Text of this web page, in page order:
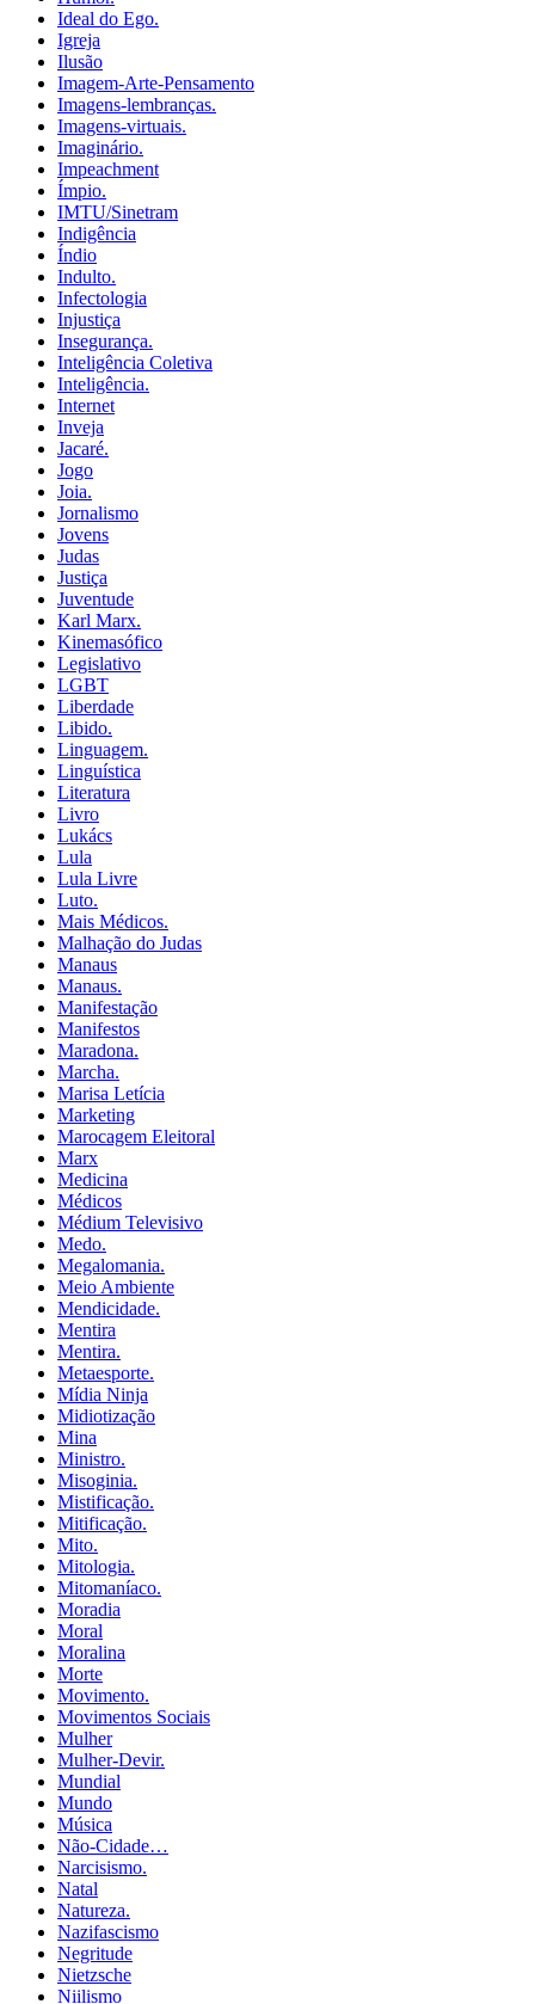
Ideal do Ego.
Igreja
Ilusão
Imagem-Arte-Pensamento
Imagens-lembranças.
Imagens-virtuais.
Imaginário.
Impeachment
Ímpio.
IMTU/Sinetram
Indigência
Índio
Indulto.
Infectologia
Injustiça
Insegurança.
Inteligência Coletiva
Inteligência.
Internet
Inveja
Jacaré.
Jogo
Joia.
Jornalismo
Jovens
Judas
Justiça
Juventude
Karl Marx.
Kinemasófico
Legislativo
LGBT
Liberdade
Libido.
Linguagem.
Linguística
Literatura
Livro
Lukács
Lula
Lula Livre
Luto.
Mais Médicos.
Malhação do Judas
Manaus
Manaus.
Manifestação
Manifestos
Maradona.
Marcha.
Marisa Letícia
Marketing
Marocagem Eleitoral
Marx
Medicina
Médicos
Médium Televisivo
Medo.
Megalomania.
Meio Ambiente
Mendicidade.
Mentira
Mentira.
Metaesporte.
Mídia Ninja
Midiotização
Mina
Ministro.
Misoginia.
Mistificação.
Mitificação.
Mito.
Mitologia.
Mitomaníaco.
Moradia
Moral
Moralina
Morte
Movimento.
Movimentos Sociais
Mulher
Mulher-Devir.
Mundial
Mundo
Música
Não-Cidade…
Narcisismo.
Natal
Natureza.
Nazifascismo
Negritude
Nietzsche
Niilismo